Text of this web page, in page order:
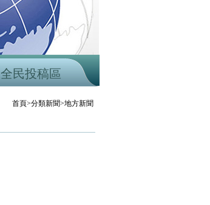
全民投稿區
首頁>分類新聞>地方新聞